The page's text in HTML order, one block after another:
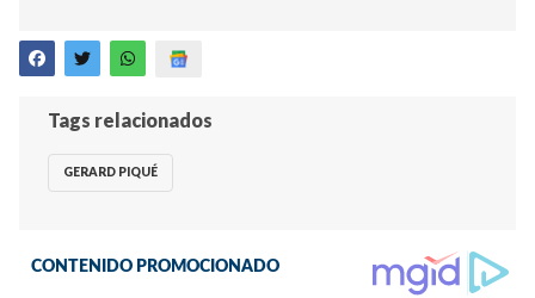
Tags relacionados
GERARD PIQUÉ